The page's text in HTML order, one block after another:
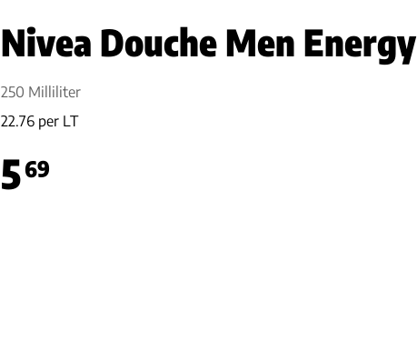
Nivea Douche Men Energy
250 Milliliter
22.76 per LT
569